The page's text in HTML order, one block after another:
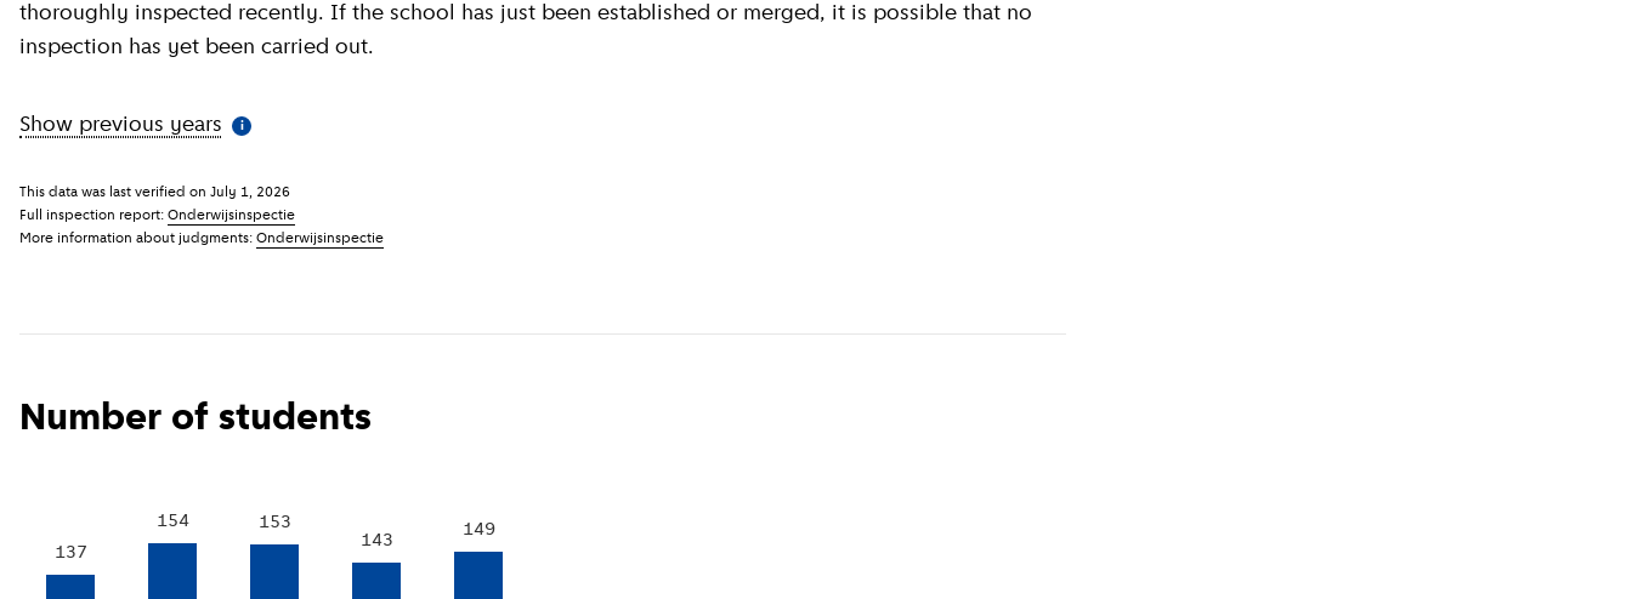
thoroughly inspected recently. If the school has just been established or merged, it is possible that no
inspection has yet been carried out.
Show previous years More information
i
This data was last verified on July 1, 2026
Full inspection report: Onderwijsinspectie
More information about judgments: Onderwijsinspectie
Number of students
137
154 153
143
149